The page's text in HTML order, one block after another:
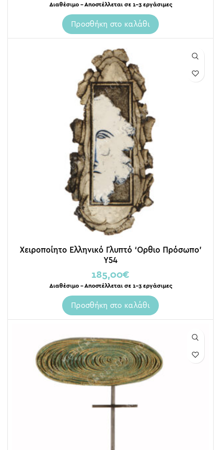
Διαθέσιμο – Αποστέλλεται σε 1-3 εργάσιμες
Προσθήκη στο καλάθι
Χειροποίητο Ελληνικό Γλυπτό ‘Ορθιο Πρόσωπο’
Y54
185,00€
Διαθέσιμο – Αποστέλλεται σε 1-3 εργάσιμες
Προσθήκη στο καλάθι